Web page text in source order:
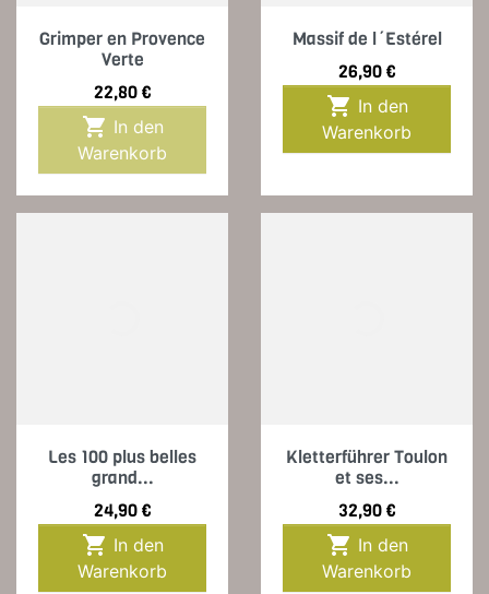
Grimper en Provence
Verte
Preis
22,80 €

Warenkorb
Massif de l´Estérel
Preis
26,90 €

Warenkorb
Les 100 plus belles
grand...
Preis
24,90 €

Warenkorb
Kletterführer Toulon
et ses...
Preis
32,90 €

Warenkorb